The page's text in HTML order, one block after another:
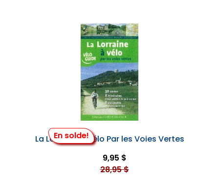
En solde!
La Lorraine à Vélo Par les Voies Vertes
9,95 $
28,95 $